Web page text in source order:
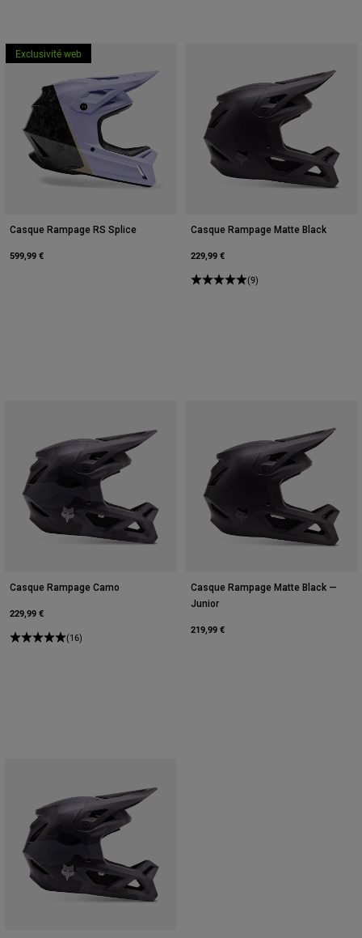
Exclusivité web
Casque Rampage RS Splice
599,99 €
Casque Rampage Matte Black
229,99 €
(9)
Casque Rampage Camo
229,99 €
(16)
Casque Rampage Matte Black —
Junior
219,99 €